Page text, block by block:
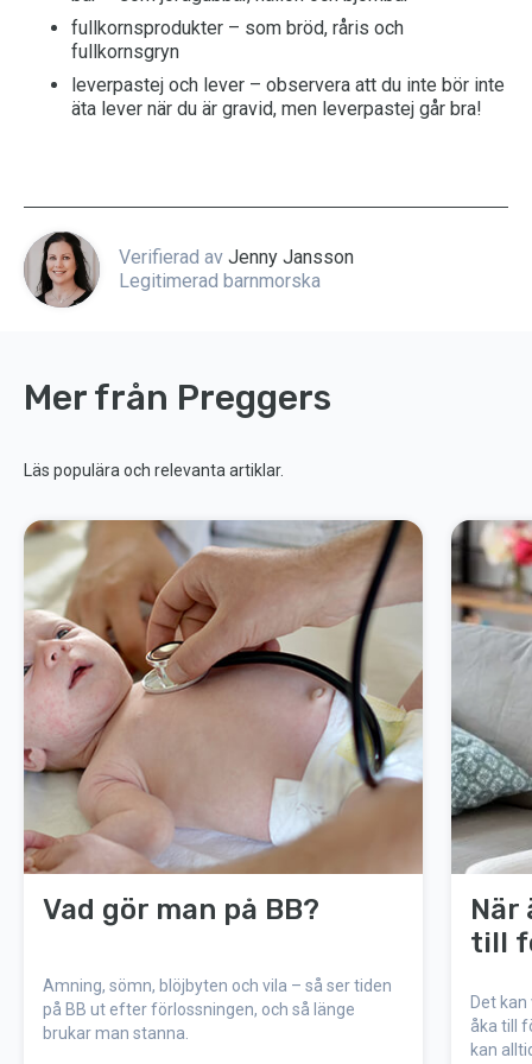
fullkornsprodukter – som bröd, råris och
fullkornsgryn
leverpastej och lever – observera att du inte bör inte
äta lever när du är gravid, men leverpastej går bra!
Verifierad av Jenny Jansson
Legitimerad barnmorska
Mer från Preggers
Läs populära och relevanta artiklar.
Vad gör man på BB?
Amning, sömn, blöjbyten och vila – så ser tiden
på BB ut efter förlossningen, och så länge
brukar man stanna.
När
till
Det
åka till
kan